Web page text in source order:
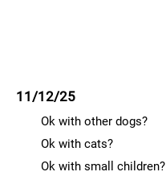
11/12/25
Ok with other dogs?
Ok with cats?
Ok with small children?